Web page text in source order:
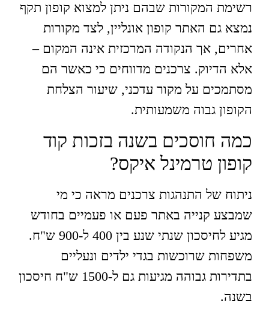
רשימת המקורות שבהם ניתן למצוא קופון תקף
נמצא גם האתר קופון אונליין, לצד מקורות
אחרים, אך הנקודה המרכזית אינה המקום –
אלא הדיוק. צרכנים מדווחים כי כאשר הם
מסתמכים על מקור עדכני, שיעור הצלחת
הקופון גבוה משמעותית.
כמה חוסכים בשנה בזכות קוד
קופון טרמינל איקס?
ניתוח של התנהגות צרכנים מראה כי מי
שמבצע קנייה באתר פעם או פעמיים בחודש
מגיע לחיסכון שנתי שנע בין 400 ל-900 ש"ח.
משפחות שרוכשות בגדי ילדים ונעליים
בתדירות גבוהה מגיעות גם ל-1500 ש"ח חיסכון
בשנה.